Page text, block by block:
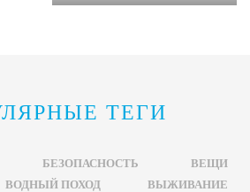
ТЕГИ
БЕЗОПАСНОСТЬ
ВЕЩИ
ВОДНЫЙ ПОХОД
ВЫЖИВАНИЕ